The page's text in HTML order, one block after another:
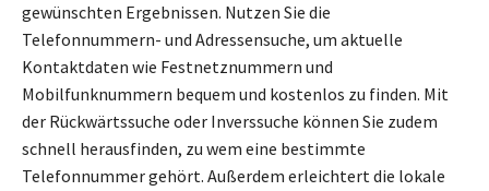
gewünschten Ergebnissen. Nutzen Sie die
Telefonnummern- und Adressensuche, um aktuelle
Kontaktdaten wie Festnetznummern und
Mobilfunknummern bequem und kostenlos zu finden. Mit
der Rückwärtssuche oder Inverssuche können Sie zudem
schnell herausfinden, zu wem eine bestimmte
Telefonnummer gehört. Außerdem erleichtert die lokale